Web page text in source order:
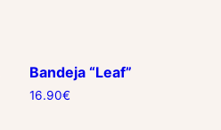
Bandeja “Leaf”
16.90€